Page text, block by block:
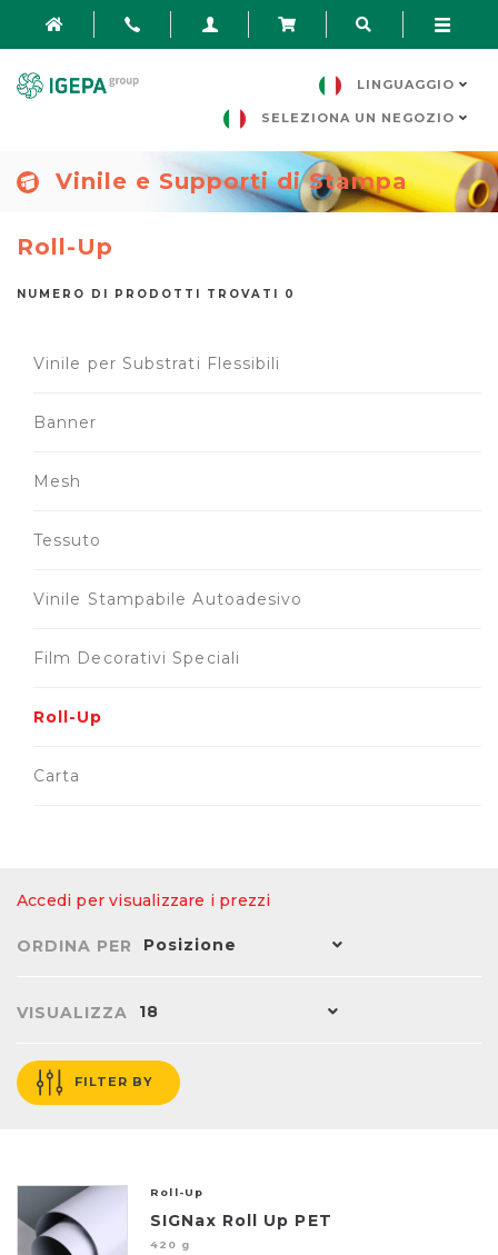
LINGUAGGIO
SELEZIONA UN NEGOZIO
Vinile e Supporti di Stampa
Roll-Up
NUMERO DI PRODOTTI TROVATI 0
Vinile per Substrati Flessibili
Banner
Mesh
Tessuto
Vinile Stampabile Autoadesivo
Film Decorativi Speciali
Roll-Up
Carta
Accedi per visualizzare i prezzi
ORDINA PER Posizione
VISUALIZZA 18
FILTER BY
Roll-Up
SIGNax Roll Up PET
420 g